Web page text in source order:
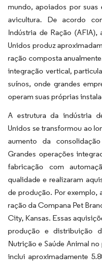
mundo, apoiados por suas
avicultura. De acordo
Indústria de Ração
Unidos produz
ração composta
integração vertical,
suínos, onde grandes
operam suas próprias
A estrutura da indústria
Unidos se transformou ao
aumento da
Grandes operações
fabricação com
qualidade e realizaram
de produção. Por exemplo,
ração da Compana Pet
City, Kansas. Essas
produção e distribuição
Nutrição e Saúde Animal
inclui aproximadamente